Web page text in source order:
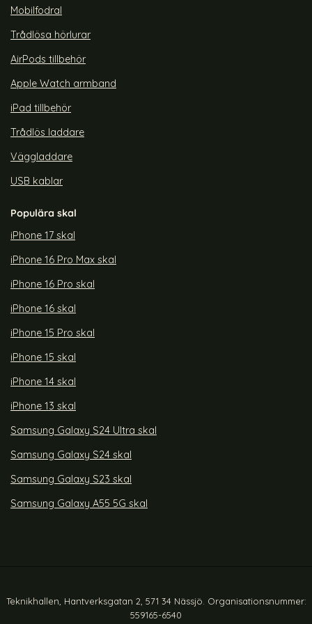
Mobilfodral
Trådlösa hörlurar
AirPods tillbehör
Apple Watch armband
iPad tillbehör
Trådlös laddare
Väggladdare
USB kablar
Populära skal
iPhone 17 skal
iPhone 16 Pro Max skal
iPhone 16 Pro skal
iPhone 16 skal
iPhone 15 Pro skal
iPhone 15 skal
iPhone 14 skal
iPhone 13 skal
Samsung Galaxy S24 Ultra skal
Samsung Galaxy S24 skal
Samsung Galaxy S23 skal
Samsung Galaxy A55 5G skal
Teknikhallen, Hantverksgatan 2, 571 34 Nässjö. Organisationsnummer:
559165-6540